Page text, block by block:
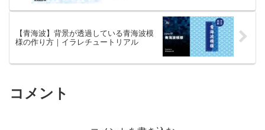
【青海波】背景が透過している青海波模
様の作り方｜イラレチュートリアル
コメント